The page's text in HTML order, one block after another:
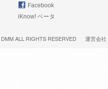
Facebook
iKnow! ベータ
DMMALL RIGHTS RESERVED 運営会社